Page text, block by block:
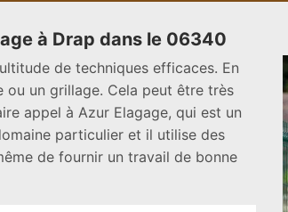
à Drap dans le 06340
de techniques efficaces. En
un grillage. Cela peut être très
appel à Azur Elagage, qui est un
particulier et il utilise des
de fournir un travail de bonne